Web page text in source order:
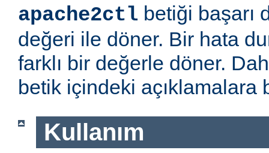
apache2ctl betiği başarı
değeri ile döner. Bir hata
farklı bir değerle döner.
betik içindeki açıklamalara
Kullanım